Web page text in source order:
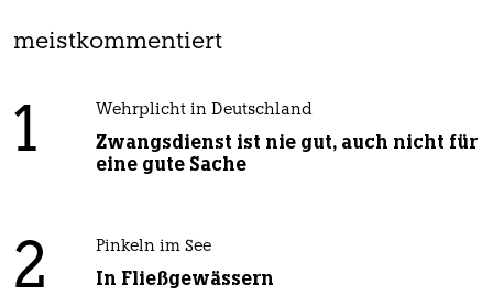
meistkommentiert
1 Wehrplicht in Deutschland
Zwangsdienst ist nie gut, auch nicht für
eine gute Sache
2 Pinkeln im See
In Fließgewässern